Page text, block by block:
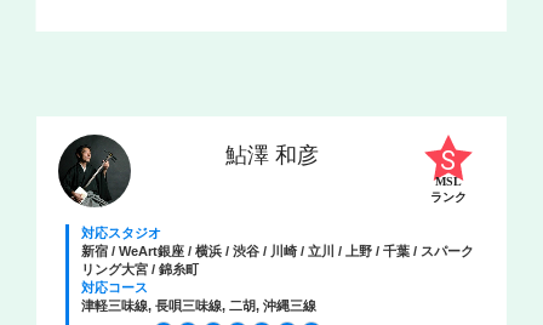
鮎澤 和彦
MSL
ランク
対応スタジオ
新宿 / WeArt銀座 / 横浜 / 渋谷 / 川崎 / 立川 / 上野 / 千葉 / スパーク
リング大宮 / 錦糸町
対応コース
津軽三味線, 長唄三味線, 二胡, 沖縄三線